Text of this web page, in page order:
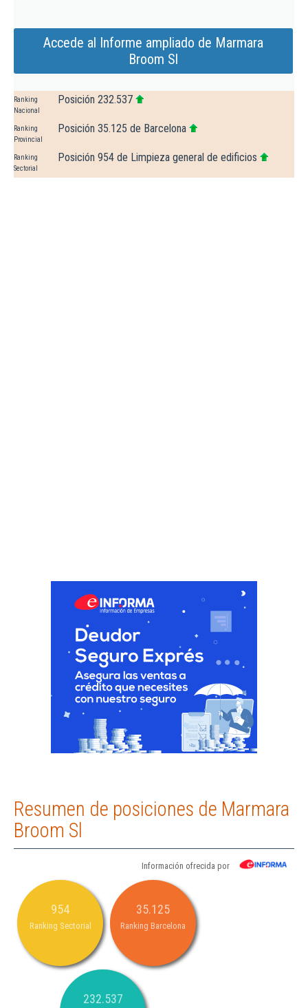
Accede al Informe ampliado de Marmara
Broom Sl
Ranking
Nacional
Posición 232.537
Ranking
Provincial
Posición 35.125 de Barcelona
Ranking
Sectorial
Posición 954 de Limpieza general de edificios
Resumen de posiciones de Marmara
Broom Sl
Información ofrecida por
954
Ranking Sectorial
35.125
Ranking Barcelona
232.537